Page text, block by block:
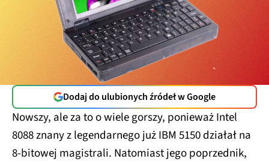
Dodaj do ulubionych źródeł w Google
Nowszy, ale za to o wiele gorszy, ponieważ Intel
8088 znany z legendarnego już IBM 5150 działał na
8-bitowej magistrali. Natomiast jego poprzednik,